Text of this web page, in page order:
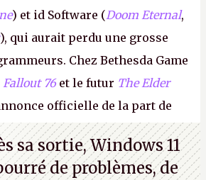
) et id Software (Doom Eternal,
), qui aurait perdu une grosse
Chez Bethesda Game
Fallout 76 et le futur The Elder
officielle de la part de
syndicat des employés confirme
A.
sa sortie, Windows 11
de problèmes, de